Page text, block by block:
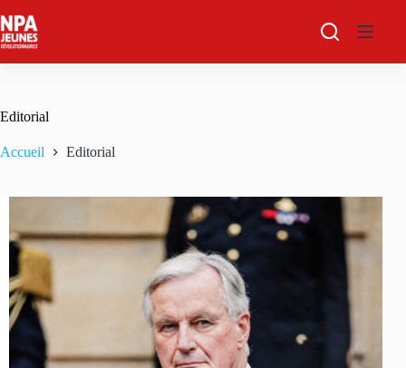
au
contenu
Editorial
Accueil Editorial